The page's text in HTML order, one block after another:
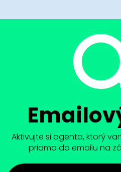
Aktivujte si agenta, ktorý
priamo do emailu na